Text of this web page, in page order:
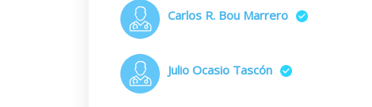
Carlos R. Bou Marrero
Julio Ocasio Tascón